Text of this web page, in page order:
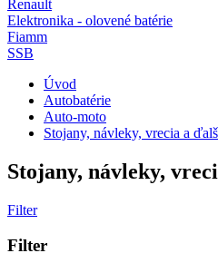
Renault
Elektronika - olovené batérie
Fiamm
SSB
Úvod
Autobatérie
Auto-moto
Stojany, návleky, vrecia a
Stojany, návleky,
Filter
Filter